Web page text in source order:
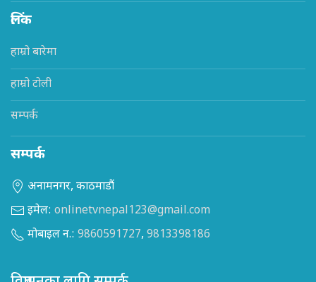
लिंक
हाम्रो बारेमा
हाम्रो टोली
सम्पर्क
सम्पर्क
अनामनगर, काठमाडौं
इमेल: onlinetvnepal123@gmail.com
मोबाइल न.: 9860591727, 9813398186